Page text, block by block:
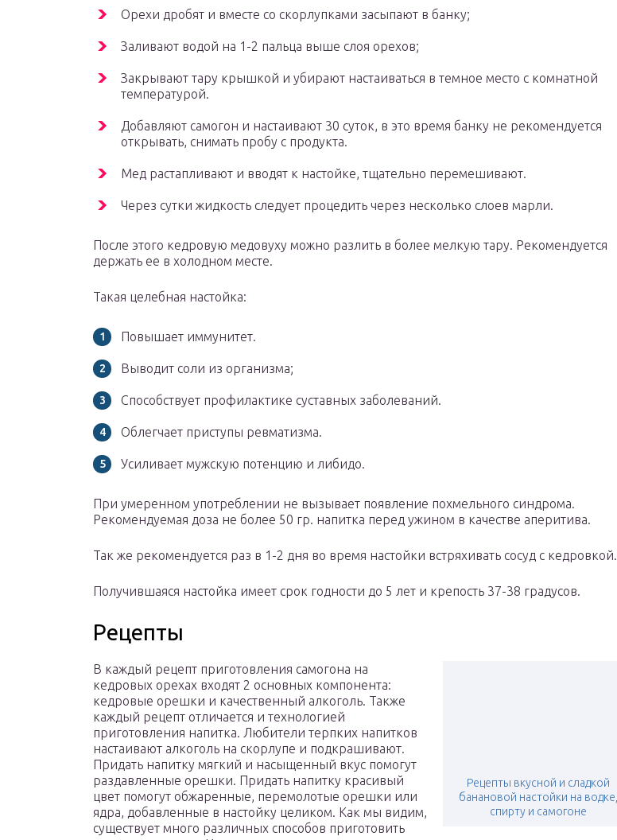
Орехи дробят и вместе со скорлупками засыпают в банку;
Заливают водой на 1-2 пальца выше слоя орехов;
Закрывают тару крышкой и убирают настаиваться в темное место с комнатной
температурой.
Добавляют самогон и настаивают 30 суток, в это время банку не рекомендуется
открывать, снимать пробу с продукта.
Мед растапливают и вводят к настойке, тщательно перемешивают.
Через сутки жидкость следует процедить через несколько слоев марли.
После этого кедровую медовуху можно разлить в более мелкую тару. Рекомендуется
держать ее в холодном месте.
Такая целебная настойка:
Повышает иммунитет.
Выводит соли из организма;
Способствует профилактике суставных заболеваний.
Облегчает приступы ревматизма.
Усиливает мужскую потенцию и либидо.
При умеренном употреблении не вызывает появление похмельного синдрома.
Рекомендуемая доза не более 50 гр. напитка перед ужином в качестве аперитива.
Так же рекомендуется раз в 1-2 дня во время настойки встряхивать сосуд с кедровкой.
Получившаяся настойка имеет срок годности до 5 лет и крепость 37-38 градусов.
Рецепты
Рецепты вкусной и сладкой
банановой настойки на водке,
спирту и самогоне
В каждый рецепт приготовления самогона на
кедровых орехах входят 2 основных компонента:
кедровые орешки и качественный алкоголь. Также
каждый рецепт отличается и технологией
приготовления напитка. Любители терпких напитков
настаивают алкоголь на скорлупе и подкрашивают.
Придать напитку мягкий и насыщенный вкус помогут
раздавленные орешки. Придать напитку красивый
цвет помогут обжаренные, перемолотые орешки или
ядра, добавленные в настойку целиком. Как мы видим,
существует много различных способов приготовить